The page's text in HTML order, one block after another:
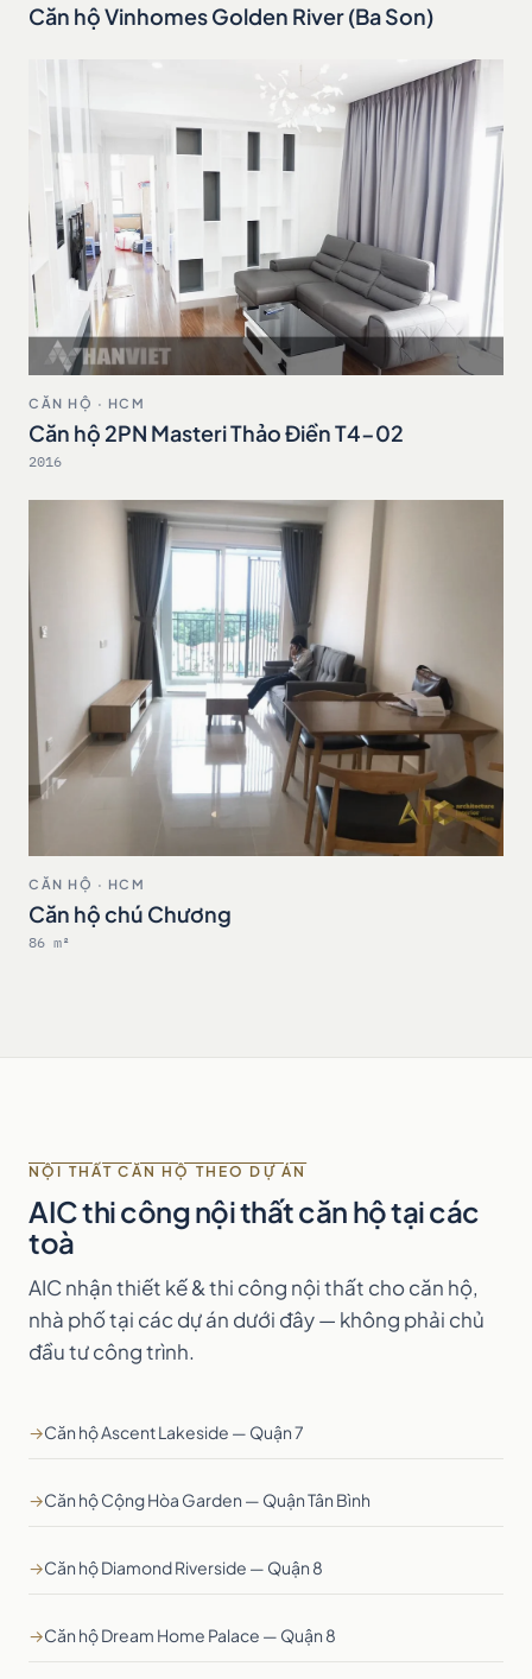
Căn hộ Vinhomes Golden River (Ba Son)
CĂN HỘ · HCM
Căn hộ 2PN Masteri Thảo Điền T4-02
2016
CĂN HỘ · HCM
Căn hộ chú Chương
86 m²
NỘI THẤT CĂN HỘ THEO DỰ ÁN
AIC thi công nội thất căn hộ tại các
toà
AIC nhận thiết kế & thi công nội thất cho căn hộ,
nhà phố tại các dự án dưới đây — không phải chủ
đầu tư công trình.
→Căn hộ Ascent Lakeside — Quận 7
→Căn hộ Cộng Hòa Garden — Quận Tân Bình
→Căn hộ Diamond Riverside — Quận 8
→Căn hộ Dream Home Palace — Quận 8